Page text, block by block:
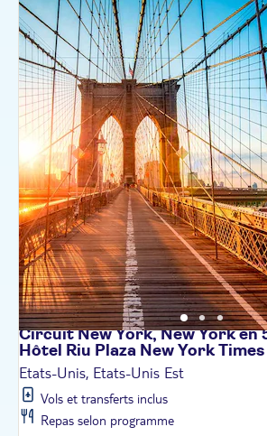
Circuit New York, New York en
Hôtel Riu Plaza New York Times
Etats-Unis, Etats-Unis Est
Vols et transferts inclus
Repas selon programme